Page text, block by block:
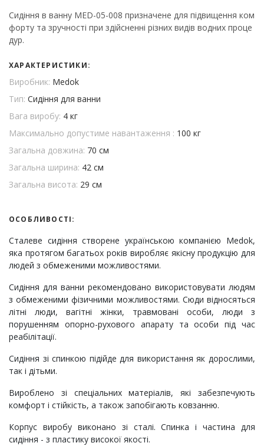
Сидіння в ванну MED-05-008 призначене для підвищення ком
форту та зручності при здійсненні різних видів водних проце
дур.
ХАРАКТЕРИСТИКИ:
Виробник: Medok
Тип: Сидіння для ванни
Вага виробу: 4 кг
Максимально допустиме навантаження : 100 кг
Загальна довжина: 70 см
Загальна ширина: 42 см
Загальна висота: 29 см
ОСОБЛИВОСТІ:
Сталеве сидіння створене українською компанією Medok,
яка протягом багатьох років виробляє якісну продукцію для
людей з обмеженими можливостями.
Сидіння для ванни рекомендовано використовувати людям
з обмеженими фізичними можливостями. Сюди відносяться
літні люди, вагітні жінки, травмовані особи, люди з
порушенням опорно-рухового апарату та особи під час
реабілітації.
Сидіння зі спинкою підійде для використання як дорослими,
так і дітьми.
Вироблено зі спеціальних матеріалів, які забезпечують
комфорт і стійкість, а також запобігають ковзанню.
Корпус виробу виконано зі сталі. Спинка і частина для
сидіння - з пластику високої якості.